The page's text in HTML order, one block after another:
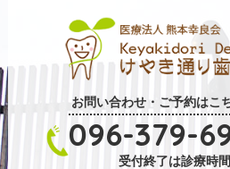
お問い合わせ・ご予約はこ
096-379-
受付終了は診療時